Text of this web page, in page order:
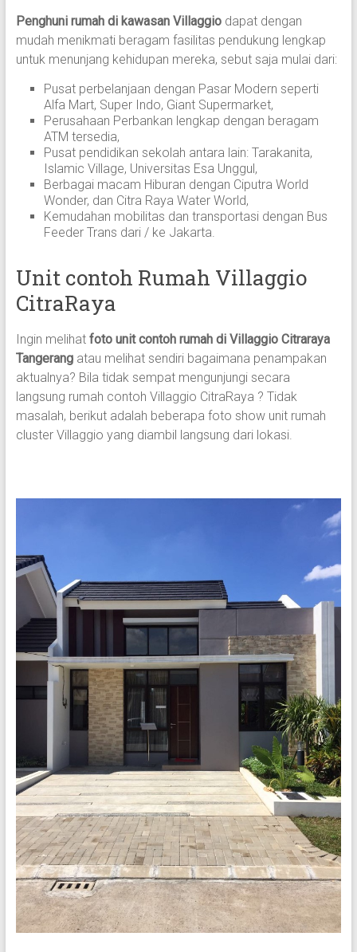
Penghuni rumah di kawasan Villaggiodapat dengan
mudah menikmati beragam fasilitas pendukung lengkap
untuk menunjang kehidupan mereka, sebut saja mulai dari:
Pusat perbelanjaan dengan Pasar Modern seperti
Alfa Mart, Super Indo, Giant Supermarket,
Perusahaan Perbankan lengkap dengan beragam
ATM tersedia,
Pusat pendidikan sekolah antara lain: Tarakanita,
Islamic Village, Universitas Esa Unggul,
Berbagai macam Hiburan dengan Ciputra World
Wonder, dan Citra Raya Water World,
Kemudahan mobilitas dan transportasi dengan Bus
Feeder Trans dari / ke Jakarta.
Unit contoh Rumah Villaggio
CitraRaya
Ingin melihat foto unit contoh rumah di Villaggio Citraraya
Tangerangatau melihat sendiri bagaimana penampakan
aktualnya? Bila tidak sempat mengunjungi secara
langsung rumah contoh Villaggio CitraRaya ? Tidak
masalah, berikut adalah beberapa foto show unit rumah
cluster Villaggio yang diambil langsung dari lokasi.